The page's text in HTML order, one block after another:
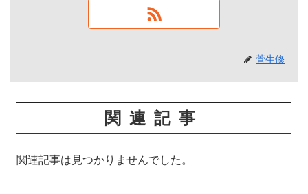
菅生修
関連記事
関連記事は見つかりませんでした。